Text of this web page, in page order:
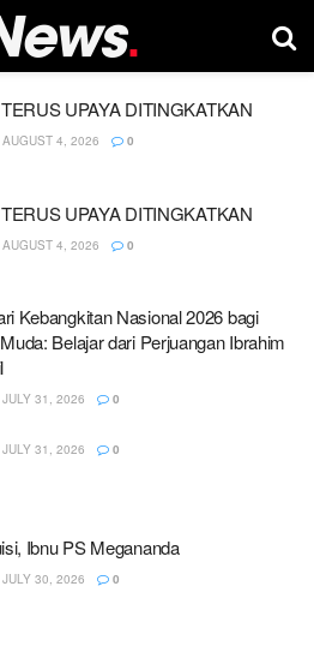
UPAYA DITINGKATKAN
AUGUST 4, 2026 0
UPAYA DITINGKATKAN
AUGUST 4, 2026 0
Kebangkitan Nasional 2026 bagi
Belajar dari Perjuangan Ibrahim
JULY 31, 2026 0
JULY 31, 2026 0
Ibnu PS Megananda
JULY 30, 2026 0